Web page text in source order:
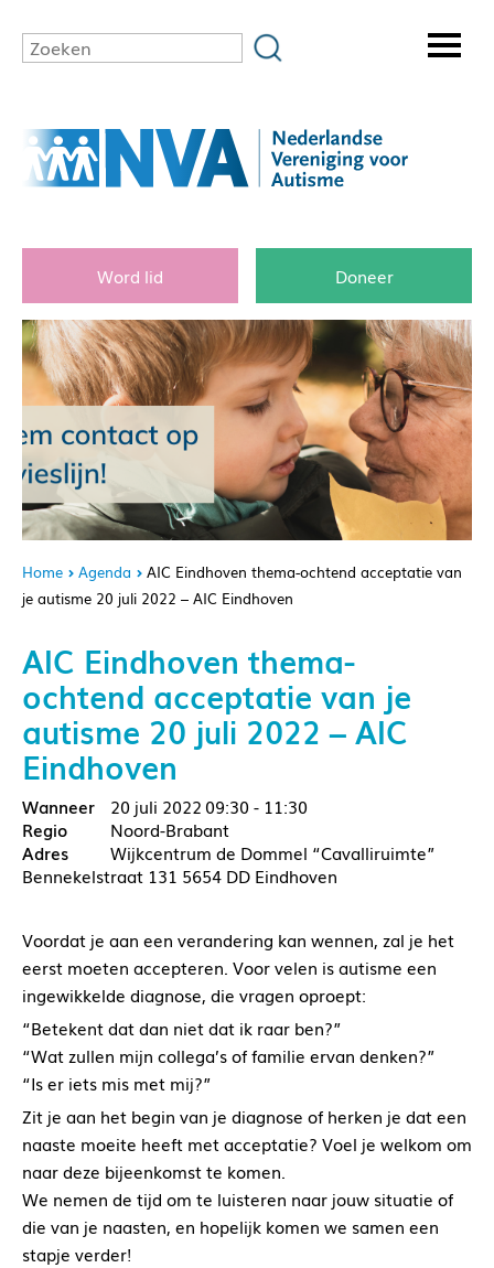
Word lid Doneer
Home Agenda
AIC Eindhoven thema-ochtend acceptatie van
je autisme 20 juli 2022 – AIC Eindhoven
AIC Eindhoven thema-
ochtend acceptatie van je
autisme 20 juli 2022 – AIC
Eindhoven
20 juli 2022 09:30 - 11:30
Noord-Brabant
Wijkcentrum de Dommel “Cavalliruimte”
Bennekelstraat 131 5654 DD Eindhoven
Voordat je aan een verandering kan wennen, zal je het
eerst moeten accepteren. Voor velen is autisme een
ingewikkelde diagnose, die vragen oproept:
“Betekent dat dan niet dat ik raar ben?”
“Wat zullen mijn collega’s of familie ervan denken?”
“Is er iets mis met mij?”
Zit je aan het begin van je diagnose of herken je dat een
naaste moeite heeft met acceptatie? Voel je welkom om
naar deze bijeenkomst te komen.
We nemen de tijd om te luisteren naar jouw situatie of
die van je naasten, en hopelijk komen we samen een
stapje verder!